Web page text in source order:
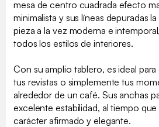
mesa de centro cuadrada efecto
minimalista y sus líneas depuradas
pieza a la vez moderna e
todos los estilos de interiores.
Con su amplio tablero, es ideal
tus revistas o simplemente tus
alrededor de un café. Sus anchas
excelente estabilidad, al tiempo
carácter afirmado y elegante.